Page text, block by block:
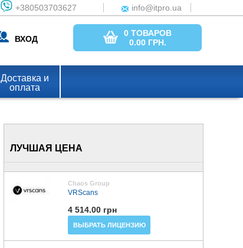
+380503703627 info@itpro.ua
ВХОД
0 ТОВАРОВ
0.00 ГРН.
Доставка и
оплата
ЛУЧШАЯ ЦЕНА
Chaos Group
VRScans
4 514.00 грн
ВЫБРАТЬ ЛИЦЕНЗИЮ